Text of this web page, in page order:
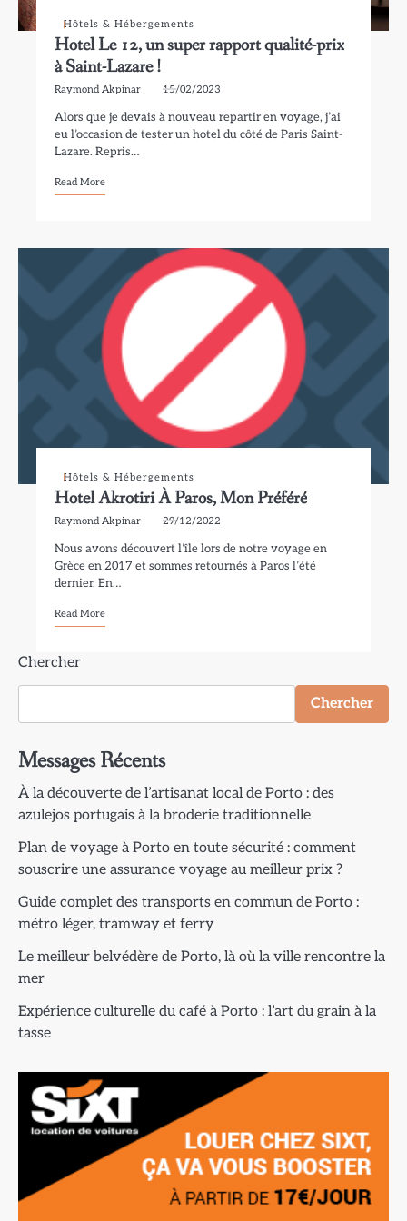
Hôtels & Hébergements
Hotel Le 12, un super rapport qualité-prix
à Saint-Lazare !
Raymond Akpinar 15/02/2023
Alors que je devais à nouveau repartir en voyage, j’ai
eu l’occasion de tester un hotel du côté de Paris Saint-
Lazare. Repris…
Read More
Hôtels & Hébergements
Hotel Akrotiri À Paros, Mon Préféré
Raymond Akpinar 29/12/2022
Nous avons découvert l’île lors de notre voyage en
Grèce en 2017 et sommes retournés à Paros l’été
dernier. En…
Read More
Chercher
Chercher
Messages Récents
À la découverte de l’artisanat local de Porto : des
azulejos portugais à la broderie traditionnelle
Plan de voyage à Porto en toute sécurité : comment
souscrire une assurance voyage au meilleur prix ?
Guide complet des transports en commun de Porto :
métro léger, tramway et ferry
Le meilleur belvédère de Porto, là où la ville rencontre la
mer
Expérience culturelle du café à Porto : l’art du grain à la
tasse